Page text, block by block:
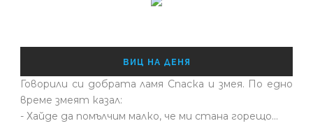
ВИЦ НА ДЕНЯ
Говорили си добрата ламя Спаска и змея. По едно
време змеят казал:
- Хайде да помълчим малко, че ми стана горещо...